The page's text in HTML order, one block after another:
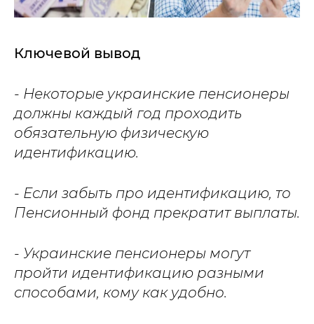
Ключевой вывод
- Некоторые украинские пенсионеры
должны каждый год проходить
обязательную физическую
идентификацию.
- Если забыть про идентификацию, то
Пенсионный фонд прекратит выплаты.
- Украинские пенсионеры могут
пройти идентификацию разными
способами, кому как удобно.